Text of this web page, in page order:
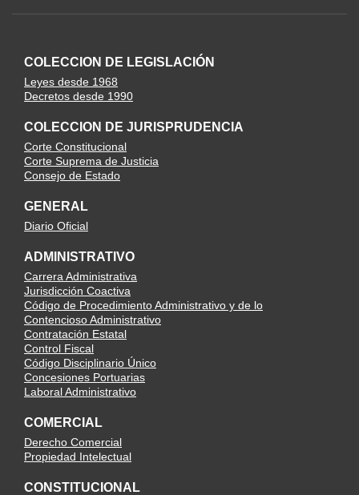
COLECCION DE LEGISLACIÓN
Leyes desde 1968
Decretos desde 1990
COLECCION DE JURISPRUDENCIA
Corte Constitucional
Corte Suprema de Justicia
Consejo de Estado
GENERAL
Diario Oficial
ADMINISTRATIVO
Carrera Administrativa
Jurisdicción Coactiva
Código de Procedimiento Administrativo y de lo
Contencioso Administrativo
Contratación Estatal
Control Fiscal
Código Disciplinario Único
Concesiones Portuarias
Laboral Administrativo
COMERCIAL
Derecho Comercial
Propiedad Intelectual
CONSTITUCIONAL